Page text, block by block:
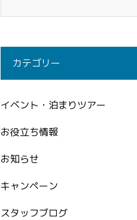
カテゴリー
イベント・泊まりツアー
お役立ち情報
お知らせ
キャンペーン
スタッフブログ